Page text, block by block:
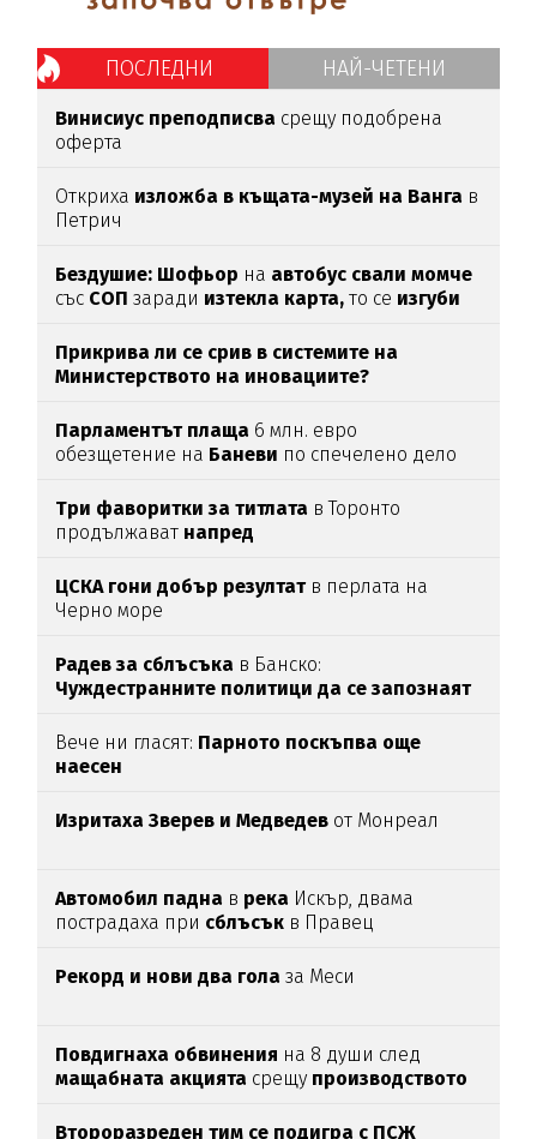
ПОСЛЕДНИ НАЙ-ЧЕТЕНИ
Винисиус преподписва срещу подобрена
оферта
Откриха изложба в къщата-музей на Ванга в
Петрич
Бездушие: Шофьор на автобус свали момче
със СОП заради изтекла карта, то се изгуби
Прикрива ли се срив в системите на
Министерството на иновациите?
Парламентът плаща 6 млн. евро
обезщетение на Баневи по спечелено дело
Три фаворитки за титлата в Торонто
продължават напред
ЦСКА гони добър резултат в перлата на
Черно море
Радев за сблъсъка в Банско:
Чуждестранните политици да се запознаят
Вече ни гласят: Парното поскъпва още
наесен
Изритаха Зверев и Медведев от Монреал
Автомобил падна в река Искър, двама
пострадаха при сблъсък в Правец
Рекорд и нови два голаза Меси
Повдигнаха обвинения на 8 души след
мащабната акцията срещу производството
Второразреден тим се подигра с ПСЖ